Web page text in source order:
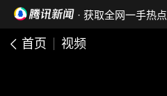
· 获取全网一手热点
首页 视频